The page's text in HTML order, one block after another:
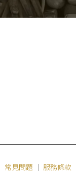
常見問題 ｜ 服務條款